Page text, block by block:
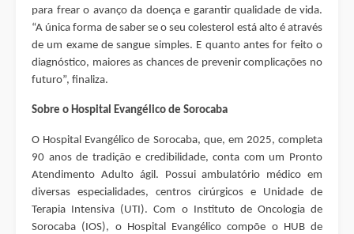
para frear o avanço da doença e garantir qualidade de vida.
“A única forma de saber se o seu colesterol está alto é através
de um exame de sangue simples. E quanto antes for feito o
diagnóstico, maiores as chances de prevenir complicações no
futuro”, finaliza.
Sobre o Hospital Evangélico de Sorocaba
O Hospital Evangélico de Sorocaba, que, em 2025, completa
90 anos de tradição e credibilidade, conta com um Pronto
Atendimento Adulto ágil. Possui ambulatório médico em
diversas especialidades, centros cirúrgicos e Unidade de
Terapia Intensiva (UTI). Com o Instituto de Oncologia de
Sorocaba (IOS), o Hospital Evangélico compõe o HUB de